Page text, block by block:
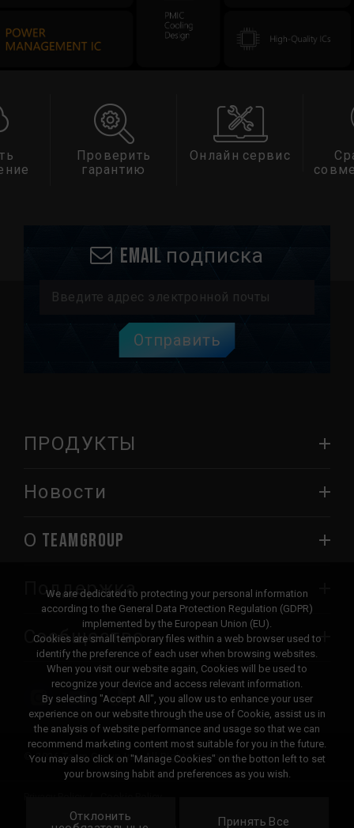
Проверить
гарантию
Онлайн сервис
Email подписка
Отправить
ПРОДУКТЫ
Новости
О TEAMGROUP
Поддержка
Сообщество
© 2026 Team Group Inc. All Rights Reserved.
United
We are dedicated to protecting your personal information
according to the General Data Protection Regulation (GDPR)
implemented by the European Union (EU).
Cookies are small temporary files within a web browser used to
identify the preference of each user when browsing websites.
When you visit our website again, Cookies will be used to
recognize your device and access relevant information.
By selecting "Accept All", you allow us to enhance your user
experience on our website through the use of Cookie, assist us in
the analysis of website performance and usage so that we can
recommend marketing content most suitable for you in the future.
You may also click on "Manage Cookies" on the botton left to set
your browsing habit and preferences as you wish.
Отклонить Принять Все